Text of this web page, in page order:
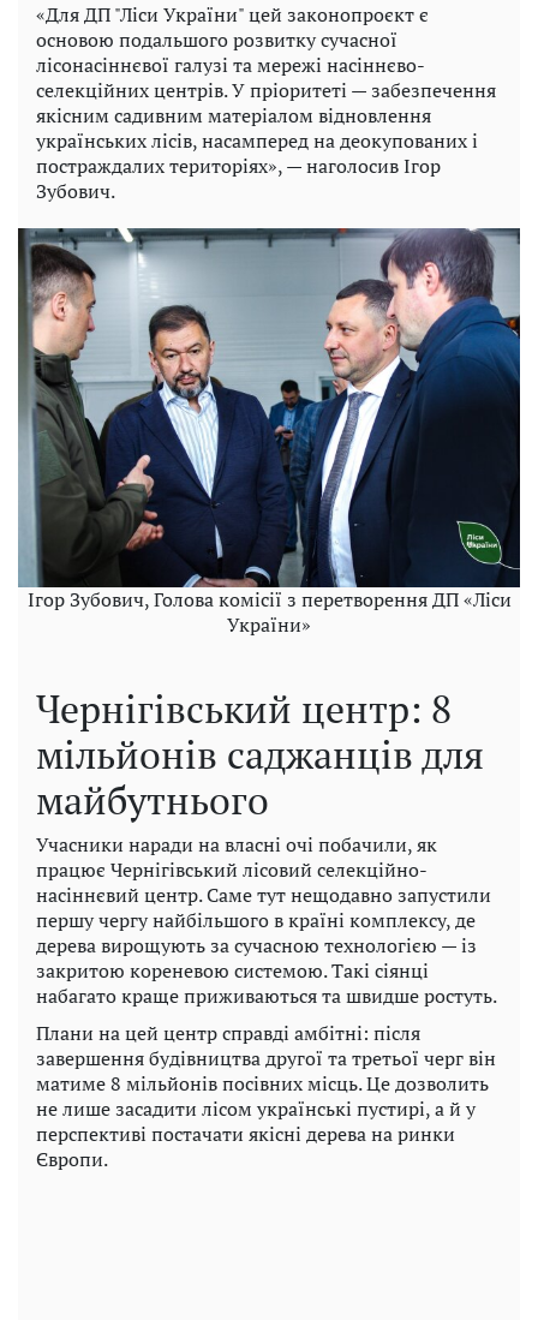
«Для ДП "Ліси України" цей законопроєкт є
основою подальшого розвитку сучасної
лісонасіннєвої галузі та мережі насіннєво-
селекційних центрів. У пріоритеті — забезпечення
якісним садивним матеріалом відновлення
українських лісів, насамперед на деокупованих і
постраждалих територіях», — наголосив Ігор
Зубович.
Ігор Зубович, Голова комісії з перетворення ДП «Ліси
України»
Чернігівський центр: 8
мільйонів саджанців для
майбутнього
Учасники наради на власні очі побачили, як
працює Чернігівський лісовий селекційно-
насіннєвий центр. Саме тут нещодавно запустили
першу чергу найбільшого в країні комплексу, де
дерева вирощують за сучасною технологією — із
закритою кореневою системою. Такі сіянці
набагато краще приживаються та швидше ростуть.
Плани на цей центр справді амбітні: після
завершення будівництва другої та третьої черг він
матиме 8 мільйонів посівних місць. Це дозволить
не лише засадити лісом українські пустирі, а й у
перспективі постачати якісні дерева на ринки
Європи.